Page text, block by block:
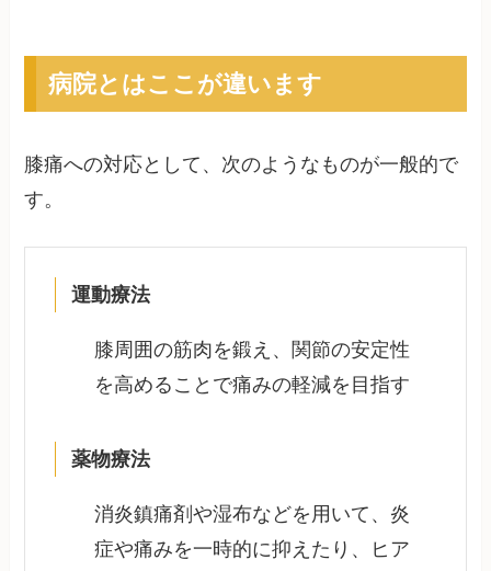
病院とはここが違います
膝痛への対応として、次のようなものが一般的で
す。
運動療法
膝周囲の筋肉を鍛え、関節の安定性
を高めることで痛みの軽減を目指す
薬物療法
消炎鎮痛剤や湿布などを用いて、炎
症や痛みを一時的に抑えたり、ヒア